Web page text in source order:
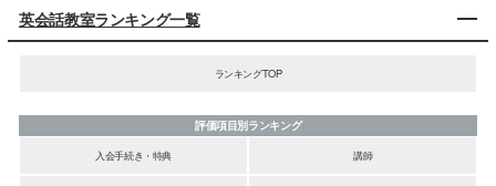
英会話教室ランキング一覧
ランキングTOP
評価項目別ランキング
入会手続き・特典
講師